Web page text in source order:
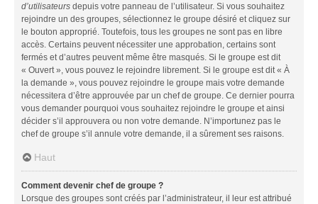
d’utilisateurs depuis votre panneau de l’utilisateur. Si vous souhaitez
rejoindre un des groupes, sélectionnez le groupe désiré et cliquez sur
le bouton approprié. Toutefois, tous les groupes ne sont pas en libre
accès. Certains peuvent nécessiter une approbation, certains sont
fermés et d’autres peuvent même être masqués. Si le groupe est dit
« Ouvert », vous pouvez le rejoindre librement. Si le groupe est dit « À
la demande », vous pouvez rejoindre le groupe mais votre demande
nécessitera d’être approuvée par un chef de groupe. Ce dernier pourra
vous demander pourquoi vous souhaitez rejoindre le groupe et ainsi
décider s’il approuvera ou non votre demande. N’importunez pas le
chef de groupe s’il annule votre demande, il a sûrement ses raisons.
Haut
Comment devenir chef de groupe ?
Lorsque des groupes sont créés par l’administrateur, il leur est attribué